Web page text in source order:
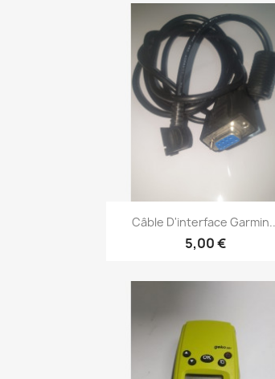
Aperçu rapide
Câble D'interface
5,00 €